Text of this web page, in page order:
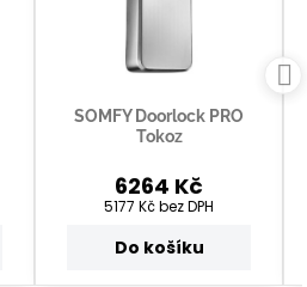
SOMFY Doorlock PRO
Tokoz
6264 Kč
5177 Kčbez DPH
Do košíku